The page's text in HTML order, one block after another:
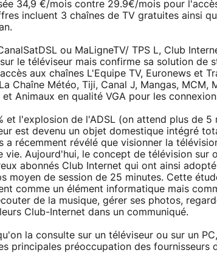
34,9 €/mois contre 29.9€/mois pour
incluent 3 chaînes de TV gratuites ainsi
ou MaLigneTV/ TPS L, Club
le téléviseur mais confirme sa solution de
aux chaînes L'Equipe TV, Euronews et
Chaîne Météo, Tiji, Canal J, Mangas, MCM,
et Animaux en qualité VGA pour les
et l'explosion de l'ADSL (on attend plus de 5
est devenu un objet domestique intégré
a récemment révélé que visionner la
vie. Aujourd'hui, le concept de télévision sur
abonnés Club Internet qui ont ainsi
moyen de session de 25 minutes. Cette
comme un élément informatique mais
de la musique, gérer ses photos,
Club-Internet dans un communiqué.
la consulte sur un téléviseur ou sur un
principales préoccupation des fournisseurs